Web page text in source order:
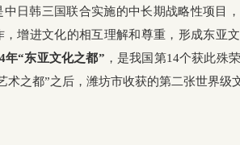
日韩三国联合实施的中长期战略性项目
增进文化的相互理解和尊重，形成东亚文
年“东亚文化之都” ，是我国第14个获此殊
术之都”之后，潍坊市收获的第二张世界级